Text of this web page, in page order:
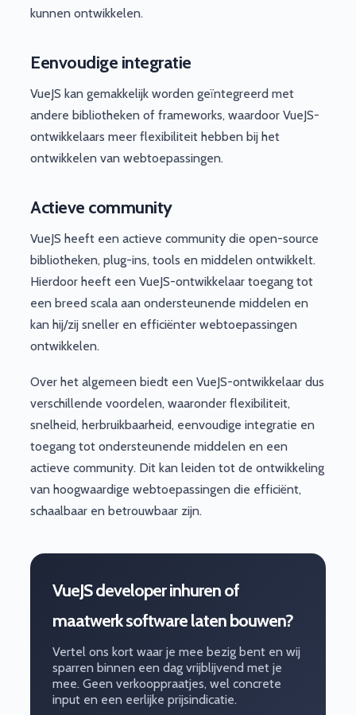
kunnen ontwikkelen.
Eenvoudige integratie
VueJS kan gemakkelijk worden geïntegreerd met
andere bibliotheken of frameworks, waardoor VueJS-
ontwikkelaars meer flexibiliteit hebben bij het
ontwikkelen van webtoepassingen.
Actieve community
VueJS heeft een actieve community die open-source
bibliotheken, plug-ins, tools en middelen ontwikkelt.
Hierdoor heeft een VueJS-ontwikkelaar toegang tot
een breed scala aan ondersteunende middelen en
kan hij/zij sneller en efficiënter webtoepassingen
ontwikkelen.
Over het algemeen biedt een VueJS-ontwikkelaar dus
verschillende voordelen, waaronder flexibiliteit,
snelheid, herbruikbaarheid, eenvoudige integratie en
toegang tot ondersteunende middelen en een
actieve community. Dit kan leiden tot de ontwikkeling
van hoogwaardige webtoepassingen die efficiënt,
schaalbaar en betrouwbaar zijn.
VueJS developer inhuren of
maatwerk software laten bouwen?
Vertel ons kort waar je mee bezig bent en wij
sparren binnen een dag vrijblijvend met je
mee. Geen verkooppraatjes, wel concrete
input en een eerlijke prijsindicatie.